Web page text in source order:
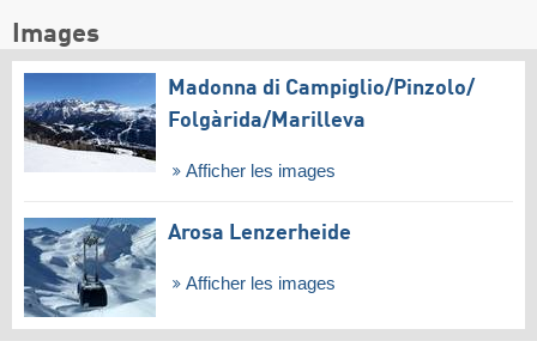
Images
Madonna di Campiglio/​Pinzolo/​
Folgàrida/​Marilleva
Afficher les images
Arosa Lenzerheide
Afficher les images